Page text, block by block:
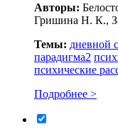
Авторы:
Гришина Н. К.,
Темы: дневной
парадигма2
психические
Подробнее >